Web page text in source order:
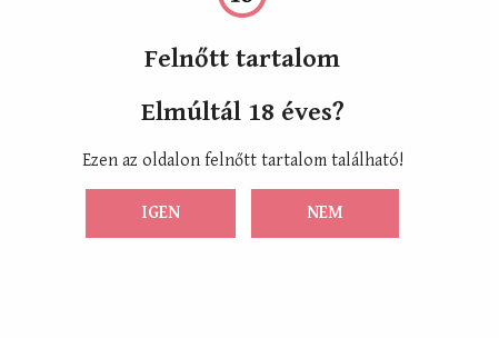
Felnőtt tartalom
Elmúltál 18 éves?
Ezen az oldalon felnőtt tartalom található!
IGEN NEM